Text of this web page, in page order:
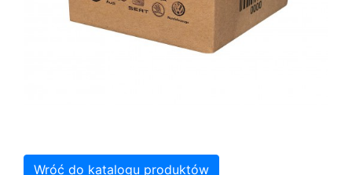
Wróć do katalogu produktów